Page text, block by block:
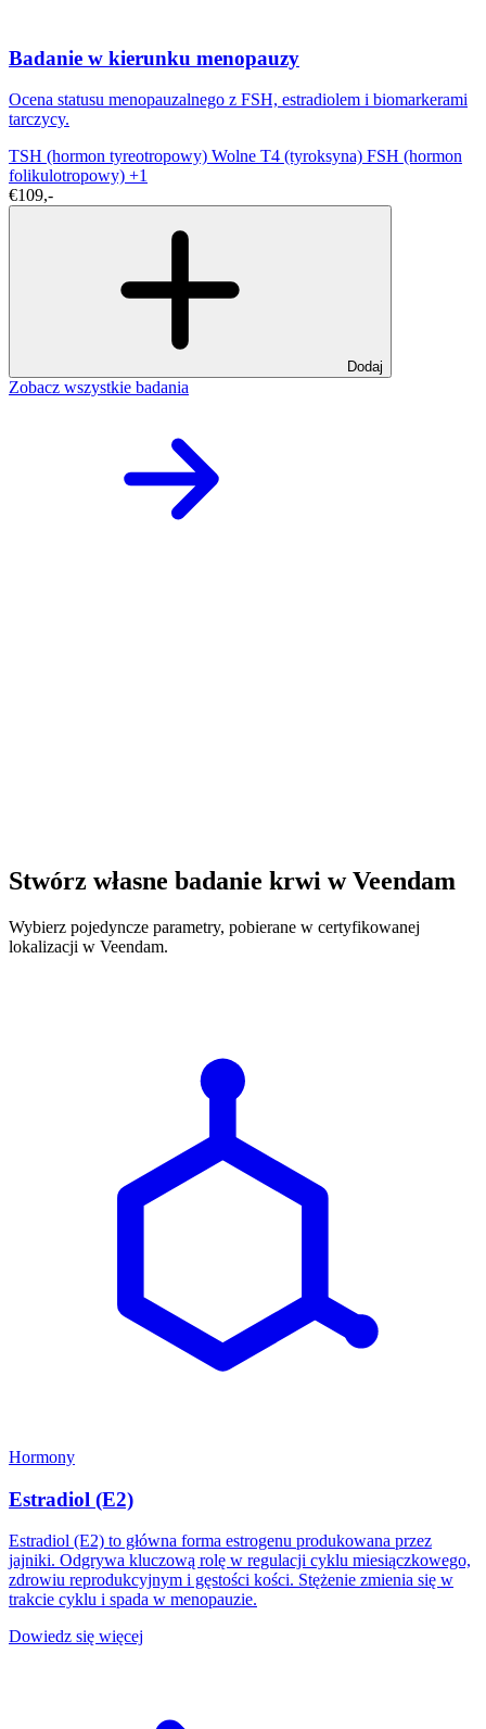
Badanie w kierunku menopauzy
Ocena statusu menopauzalnego z FSH, estradiolem i biomarkerami
tarczycy.
TSH (hormon tyreotropowy) Wolne T4 (tyroksyna) FSH (hormon
folikulotropowy) +1
€109,-
Dodaj
Zobacz wszystkie badania
Stwórz własne badanie krwi w Veendam
Wybierz pojedyncze parametry, pobierane w certyfikowanej
lokalizacji w Veendam.
Hormony
Estradiol (E2)
Estradiol (E2) to główna forma estrogenu produkowana przez
jajniki. Odgrywa kluczową rolę w regulacji cyklu miesiączkowego,
zdrowiu reprodukcyjnym i gęstości kości. Stężenie zmienia się w
trakcie cyklu i spada w menopauzie.
Dowiedz się więcej